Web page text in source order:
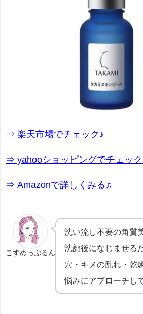
⇒ 楽天市場でチェック♪
⇒ yahooショッピングでチェック
⇒ Amazonで詳しくみる♫
こすめっぷるん
洗い流し不要の角質
洗顔後になじませる
穴・キメの乱れ・乾
悩みにアプローチし